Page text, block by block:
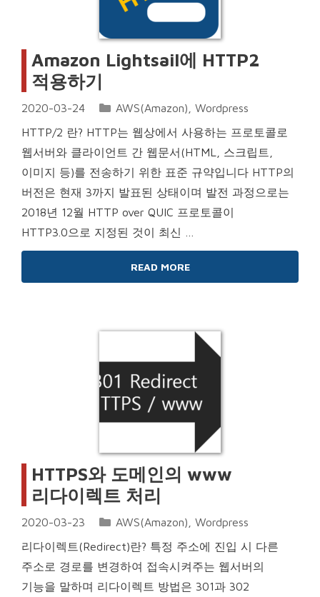
Amazon Lightsail에 HTTP2
적용하기
2020-03-24 Categories
AWS(Amazon)
Wordpress
HTTP/2 란? HTTP는 웹상에서 사용하는 프로토콜로
웹서버와 클라이언트 간 웹문서(HTML, 스크립트,
이미지 등)를 전송하기 위한 표준 규약입니다 HTTP의
버전은 현재 3까지 발표된 상태이며 발전 과정으로는
2018년 12월 HTTP over QUIC 프로토콜이
HTTP3.0으로 지정된 것이 최신 …
READ MORE
HTTPS와 도메인의 www
리다이렉트 처리
2020-03-23 Categories
AWS(Amazon)
Wordpress
리다이렉트(Redirect)란? 특정 주소에 진입 시 다른
주소로 경로를 변경하여 접속시켜주는 웹서버의
기능을 말하며 리다이렉트 방법은 301과 302